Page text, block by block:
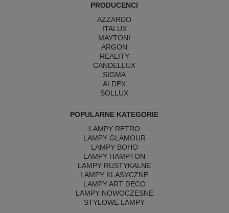
PRODUCENCI
AZZARDO
ITALUX
MAYTONI
ARGON
REALITY
CANDELLUX
SIGMA
ALDEX
SOLLUX
POPULARNE KATEGORIE
LAMPY RETRO
LAMPY GLAMOUR
LAMPY BOHO
LAMPY HAMPTON
LAMPY RUSTYKALNE
LAMPY KLASYCZNE
LAMPY ART DECO
LAMPY NOWOCZESNE
STYLOWE LAMPY